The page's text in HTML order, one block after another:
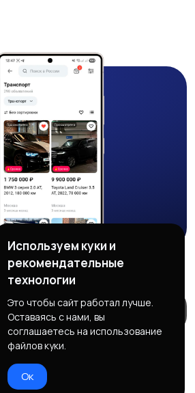
Используем куки и
рекомендательные
технологии
Это чтобы сайт работал лучше.
Оставаясь с нами, вы
соглашаетесь на использование
файлов куки.
Ок